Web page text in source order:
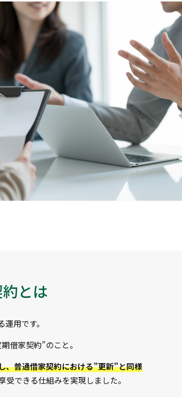
とは
用です。
借家契約”のこと。
、普通借家契約における”更新”と同様
できる仕組みを実現しました。